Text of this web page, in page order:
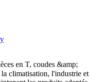
en T, coudes &amp;
climatisation, l'industrie et